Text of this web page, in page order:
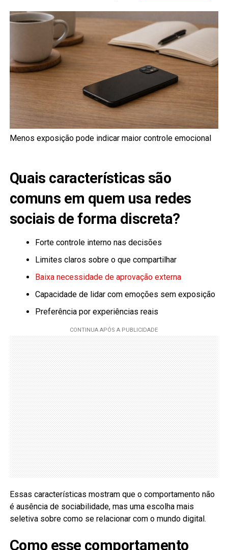
Menos exposição pode indicar maior controle emocional
Quais características são
comuns em quem usa redes
sociais de forma discreta?
Forte controle interno nas decisões
Limites claros sobre o que compartilhar
Baixa necessidade de aprovação externa
Capacidade de lidar com emoções sem exposição
Preferência por experiências reais
Essas características mostram que o comportamento não
é ausência de sociabilidade, mas uma escolha mais
seletiva sobre como se relacionar com o mundo digital.
Como esse comportamento